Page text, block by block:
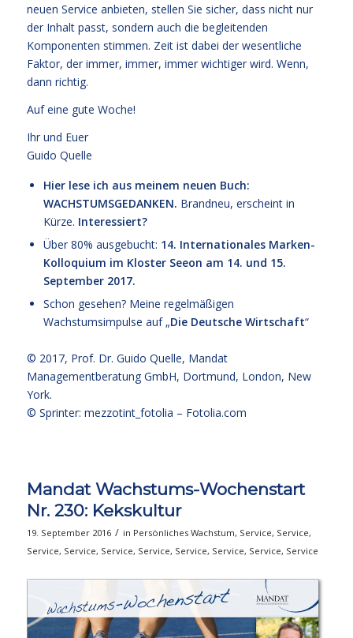
neuen Service anbieten, stellen Sie sicher, dass nicht nur
der Inhalt passt, sondern auch die begleitenden
Komponenten stimmen. Zeit ist dabei der wesentliche
Faktor, der immer, immer, immer wichtiger wird. Wenn,
dann richtig.
Auf eine gute Woche!
Ihr und Euer
Guido Quelle
Hier lese ich aus meinem neuen Buch:
WACHSTUMSGEDANKEN. Brandneu, erscheint in
Kürze. Interessiert?
Über 80% ausgebucht: 14. Internationales Marken-
Kolloquium im Kloster Seeon am 14. und 15.
September 2017.
Schon gesehen? Meine regelmäßigen
Wachstumsimpulse auf „Die Deutsche Wirtschaft“
© 2017, Prof. Dr. Guido Quelle, Mandat
Managementberatung GmbH, Dortmund, London, New
York.
© Sprinter: mezzotint_fotolia – Fotolia.com
Mandat Wachstums-Wochenstart
Nr. 230: Kekskultur
19. September 2016 / in Persönliches Wachstum, Service, Service,
Service, Service, Service, Service, Service, Service, Service, Service